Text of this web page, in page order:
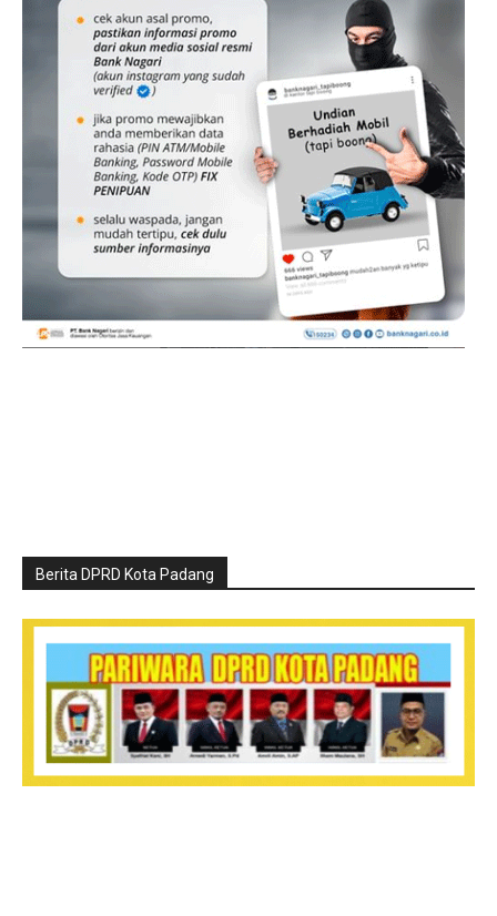
Berita DPRD Kota Padang